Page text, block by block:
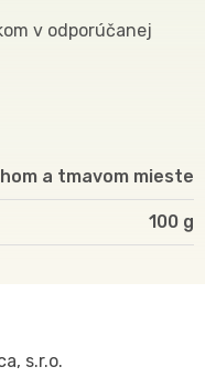
v odporúčanej
a tmavom mieste
100
s.r.o.